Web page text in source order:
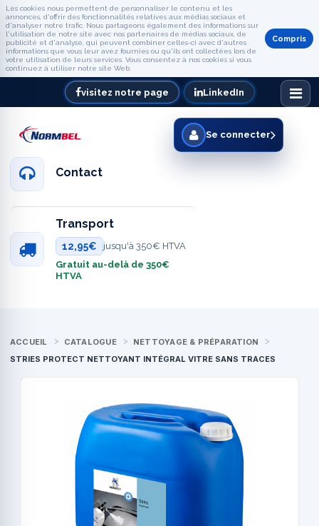
Les cookies nous permettent de personnaliser le contenu et les
annonces, d'offrir des fonctionnalités relatives aux médias sociaux et
d'analyser notre trafic. Nous partageons également des informations sur
l'utilisation de notre site avec nos partenaires de médias sociaux, de
publicité et d'analyse, qui peuvent combiner celles-ci avec d'autres
informations que vous leur avez fournies ou qu'ils ont collectées lors de
votre utilisation de leurs services. Vous consentez à nos cookies si vous
continuez à utiliser notre site Web.
Compris
visitez notre page LinkedIn
Contact
Transport
12,95€
jusqu'à 350€ HTVA
Gratuit au-delà de 350€
HTVA
Se connecter
ACCUEIL CATALOGUE
NETTOYAGE & PRÉPARATION
STRIES PROTECT NETTOYANT INTÉGRAL VITRE SANS TRACES